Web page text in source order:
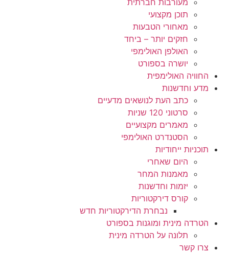
מעורבות חברתית
תוכן מקצועי
מאחורי הטבעות
חזקים יותר – ביחד
האולפן האולימפי
יושרה בספורט
החוויה האולימפית
מדע וחדשנות
כתב העת לנושאים מדעיים
סרטוני 120 שניות
מאמרים מקצועיים
הסטנדרט האולימפי
תוכניות ייחודיות
היום שאחרי
מאמנות המחר
יזמות וחדשנות
קורס דירקטוריות
נבחרת הדירקטוריות חדש
הטרדה מינית ומוגנות בספורט
תלונה על הטרדה מינית
צרו קשר